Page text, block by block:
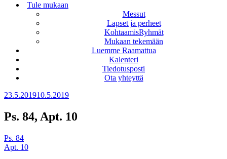
Tule mukaan
Messut
Lapset ja perheet
KohtaamisRyhmät
Mukaan tekemään
Luemme Raamattua
Kalenteri
Tiedotusposti
Ota yhteyttä
Julkaistu
23.5.201910.5.2019
Ps. 84, Apt. 10
Ps. 84
Apt. 10